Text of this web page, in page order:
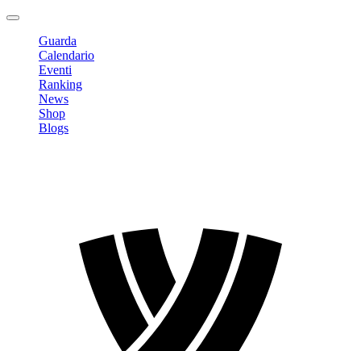
Guarda
Calendario
Eventi
Ranking
News
Shop
Blogs